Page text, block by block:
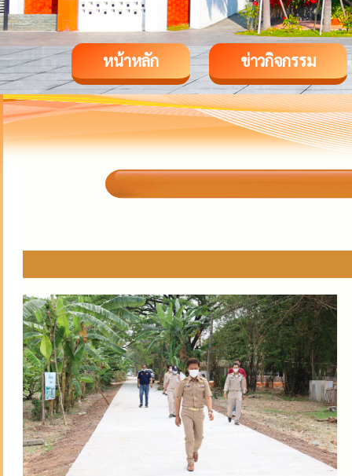
หน้าหลัก ข่าวกิจกรรม